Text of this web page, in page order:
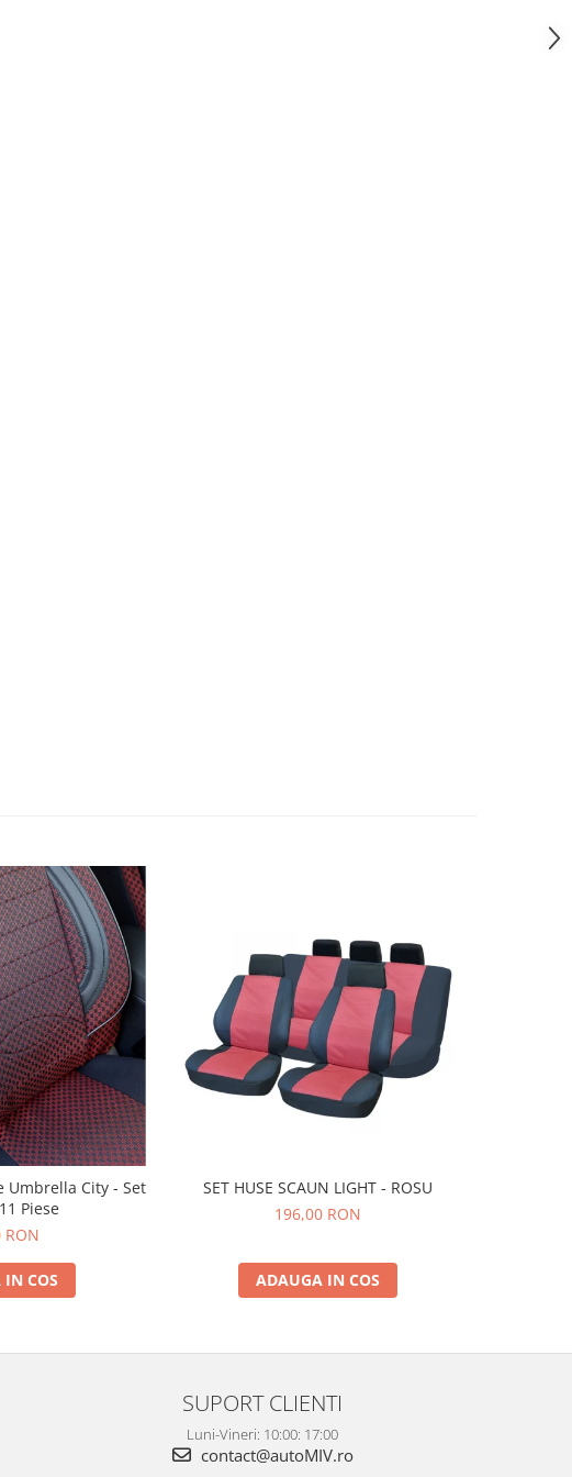
Umbrella City - Set
Piese
RON
COS
SET HUSE SCAUN LIGHT - ROSU
196,00 RON
ADAUGA IN COS
SUPORT CLIENTI
Luni-Vineri: 10:00: 17:00
contact@autoMIV.ro